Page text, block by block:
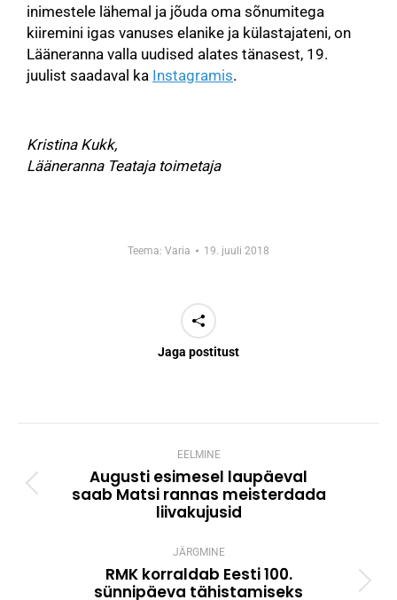
inimestele lähemal ja jõuda oma sõnumitega
kiiremini igas vanuses elanike ja külastajateni, on
Lääneranna valla uudised alates tänasest, 19.
juulist saadaval ka Instagramis.
Kristina Kukk,
Lääneranna Teataja toimetaja
Teema: Varia 19. juuli 2018
Jaga postitust
EELMINE
Previous
post:
Augusti esimesel laupäeval
saab Matsi rannas meisterdada
liivakujusid
JÄRGMINE
Next
RMK korraldab Eesti 100.
sünnipäeva tähistamiseks